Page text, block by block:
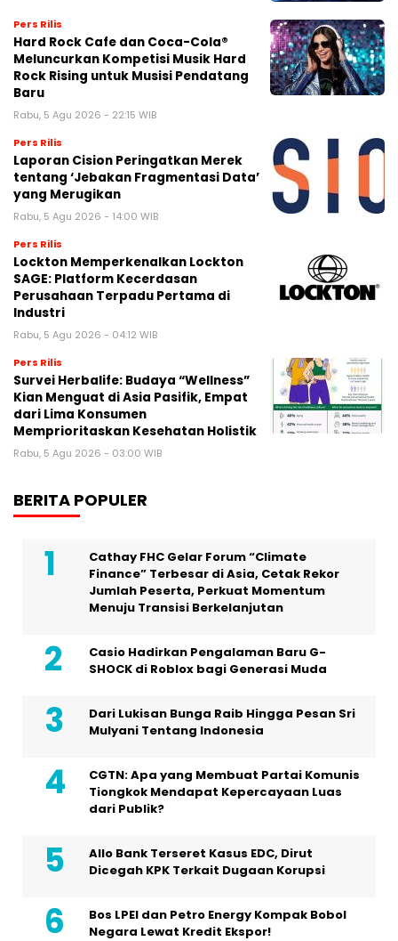
Pers Rilis
Hard Rock Cafe dan Coca-Cola®
Meluncurkan Kompetisi Musik Hard
Rock Rising untuk Musisi Pendatang
Baru
Rabu, 5 Agu 2026 - 22:15 WIB
Pers Rilis
Laporan Cision Peringatkan Merek
tentang ‘Jebakan Fragmentasi Data’
yang Merugikan
Rabu, 5 Agu 2026 - 14:00 WIB
Pers Rilis
Lockton Memperkenalkan Lockton
SAGE: Platform Kecerdasan
Perusahaan Terpadu Pertama di
Industri
Rabu, 5 Agu 2026 - 04:12 WIB
Pers Rilis
Survei Herbalife: Budaya “Wellness”
Kian Menguat di Asia Pasifik, Empat
dari Lima Konsumen
Memprioritaskan Kesehatan Holistik
Rabu, 5 Agu 2026 - 03:00 WIB
BERITA POPULER
Cathay FHC Gelar Forum “Climate
Finance” Terbesar di Asia, Cetak Rekor
Jumlah Peserta, Perkuat Momentum
Menuju Transisi Berkelanjutan
Casio Hadirkan Pengalaman Baru G-
SHOCK di Roblox bagi Generasi Muda
Dari Lukisan Bunga Raib Hingga Pesan Sri
Mulyani Tentang Indonesia
CGTN: Apa yang Membuat Partai Komunis
Tiongkok Mendapat Kepercayaan Luas
dari Publik?
Allo Bank Terseret Kasus EDC, Dirut
Dicegah KPK Terkait Dugaan Korupsi
Bos LPEI dan Petro Energy Kompak Bobol
Negara Lewat Kredit Ekspor!